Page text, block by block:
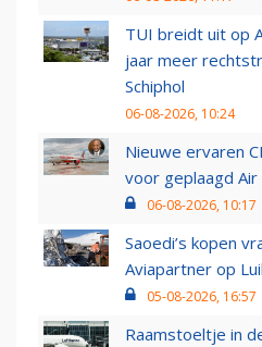
TUI breidt uit op
jaar meer
Schiphol
06-08-2026, 10:24
Nieuwe ervaren
voor geplaagd Air
06-08-2026, 10:17
Saoedi’s kopen
Aviapartner op
05-08-2026, 16:57
Raamstoeltje in